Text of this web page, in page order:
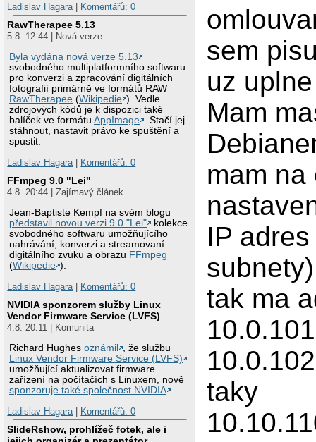
Ladislav Hagara
Komentářů: 0
RawTherapee 5.13
5.8. 12:44 | Nová verze
Byla vydána nová verze 5.13
svobodného multiplatformního softwaru
pro konverzi a zpracování digitálních
fotografií primárně ve formátů RAW
RawTherapee (Wikipedie ). Vedle
zdrojových kódů je k dispozici také
balíček ve formátuAppImage . Stačí jej
stáhnout, nastavit právo ke spuštění a
spustit.
Ladislav Hagara
Komentářů: 0
FFmpeg 9.0 "Lei"
4.8. 20:44 | Zajímavý článek
Jean-Baptiste Kempf na svém blogu
představil novou verzi 9.0 "Lei"
kolekce
svobodného softwaru umožňujícího
nahrávání, konverzi a streamovaní
digitálního zvuku a obrazu FFmpeg
(Wikipedie ).
Ladislav Hagara
Komentářů: 0
NVIDIA sponzorem služby Linux
Vendor Firmware Service (LVFS)
4.8. 20:11 | Komunita
Richard Hughesoznámil
, že službu
Linux Vendor Firmware Service (LVFS)
umožňující aktualizovat firmware
zařízení na počítačích s Linuxem, nově
sponzoruje také společnost NVIDIA .
Ladislav Hagara | Komentářů: 0
SlideRshow, prohlížeč fotek, ale i
sem
uz
Mam
mam na
IP
tak ma
taky